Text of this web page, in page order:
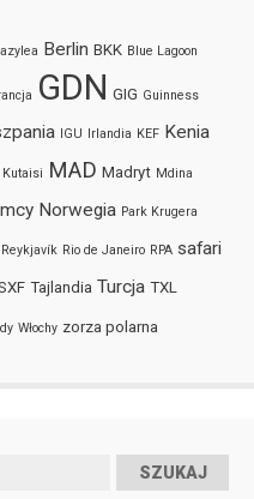
Berlin BKK Blue Lagoon
GDN GIG Guinness
IGU Irlandia KEF Kenia
Kutaisi MAD Madryt Mdina
Norwegia Park Krugera
Reykjavík Rio de Janeiro RPA safari
Tajlandia Turcja TXL
Włochy zorza polarna